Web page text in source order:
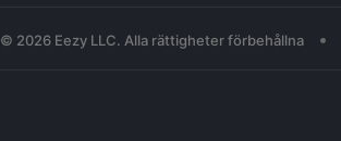
© 2026 Eezy LLC. Alla rättigheter förbehållna •